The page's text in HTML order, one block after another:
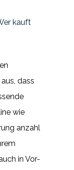
kauft
dass
wie
anzahl
in Vor-